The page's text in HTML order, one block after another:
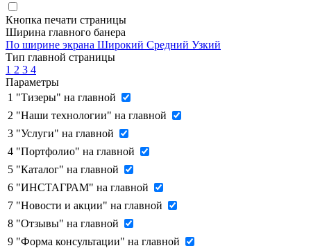
Кнопка печати страницы
Ширина главного банера
По ширине экрана Широкий Средний Узкий
Тип главной страницы
1 2 3 4
Параметры
1 "Тизеры" на главной
2 "Наши технологии" на главной
3 "Услуги" на главной
4 "Портфолио" на главной
5 "Каталог" на главной
6 "ИНСТАГРАМ" на главной
7 "Новости и акции" на главной
8 "Отзывы" на главной
9 "Форма консультации" на главной